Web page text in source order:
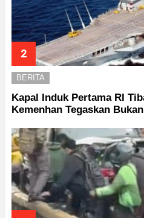
BERITA
Kapal Induk Pertama RI
Kemenhan Tegaskan